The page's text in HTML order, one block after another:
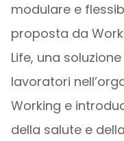
modulare e
proposta da
Life, una
lavoratori
Working e
della salute e